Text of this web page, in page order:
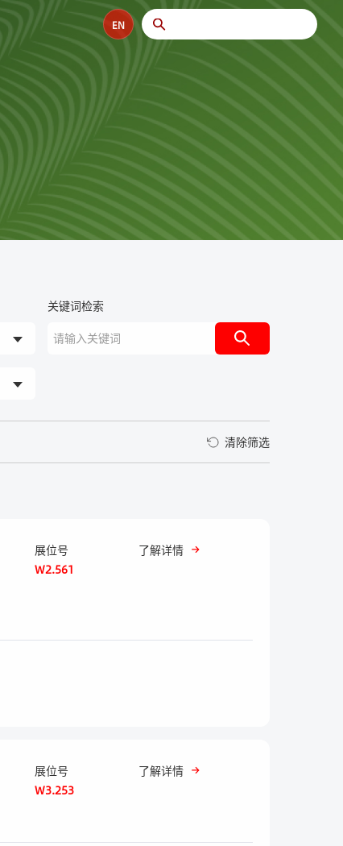
EN
关键词检索
清除筛选
展位号
W2.561
了解详情
展位号
W3.253
了解详情